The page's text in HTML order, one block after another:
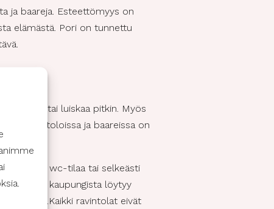
ja baareja. Esteettömyys on
elämästä. Pori on tunnettu
ja/tai luiskaa pitkin. Myös
ravintoloissa ja baareissa on
wc-tilaa tai selkeästi
ja kaupungista löytyy
ravintolat eivät